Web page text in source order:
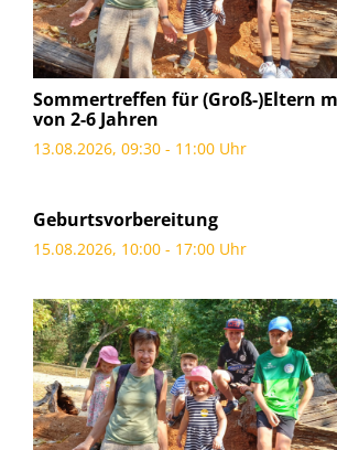
Sommertreffen für (Groß-)Eltern
von 2-6 Jahren
13.08.2026, 09:30 - 11:00 Uhr
Geburtsvorbereitung
15.08.2026, 10:00 - 17:00 Uhr